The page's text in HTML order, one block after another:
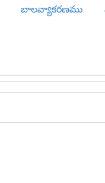
బాలవ్యాకరణము